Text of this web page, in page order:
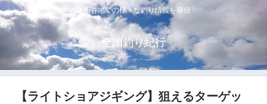
全国各地での様々な釣り情報を発信
全国釣り紀行
【ライトショアジギング】狙えるターゲッ